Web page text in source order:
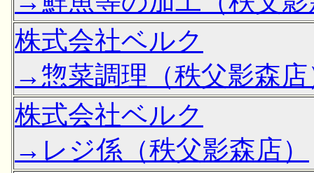
株式会社ベルク
→惣菜調理（秩父影森店
株式会社ベルク
→レジ係（秩父影森店）